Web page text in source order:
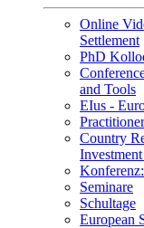
Online
Settlement
PhD
and Tools
EIus -
Country
Seminare
Schultage
European